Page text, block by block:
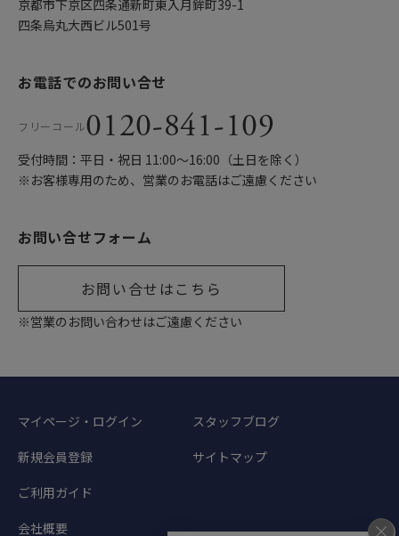
京都市下京区四条通新町東入月鉾町39-1
四条烏丸大西ビル501号
お電話でのお問い合せ
フリーコール0120-841-109
受付時間：平日・祝日 11:00〜16:00（土日を除く）
※お客様専用のため、営業のお電話はご遠慮ください
お問い合せフォーム
お問い合せはこちら
※営業のお問い合わせはご遠慮ください
マイページ・ログイン
新規会員登録
ご利用ガイド
会社概要
スタッフブログ
サイトマップ